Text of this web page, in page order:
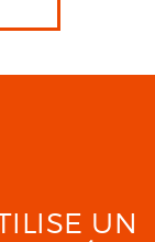
UN